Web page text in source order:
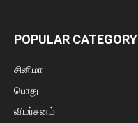
POPULAR CATEGORY
சினிமா
பொது
விமர்சனம்